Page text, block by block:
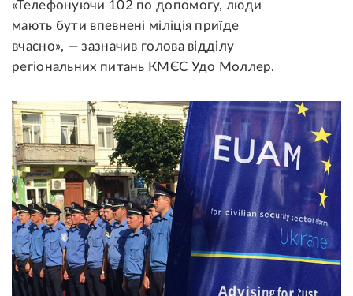
«Телефонуючи 102 по допомогу, люди
мають бути впевнені міліція приїде
вчасно», — зазначив голова відділу
регіональних питань КМЄС Удо Моллер.